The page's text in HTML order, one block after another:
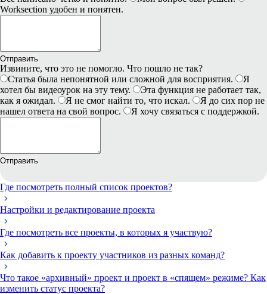
Worksection удобен и понятен.
Отправить
Извините, что это не помогло. Что пошло не так?
Статья была непонятной или сложной для восприятия.
Я
хотел бы видеоурок на эту тему.
Эта функция не работает так,
как я ожидал.
Я не смог найти то, что искал.
Я до сих пор не
нашел ответа на свой вопрос.
Я хочу связаться с поддержкой.
Отправить
Где посмотреть полный список проектов?
Настройки и редактирование проекта
Где посмотреть все проекты, в которых я участвую?
Как добавить к проекту участников из разных команд?
Что такое «архивный» проект и проект в «спящем» режиме? Как
изменить статус проекта?